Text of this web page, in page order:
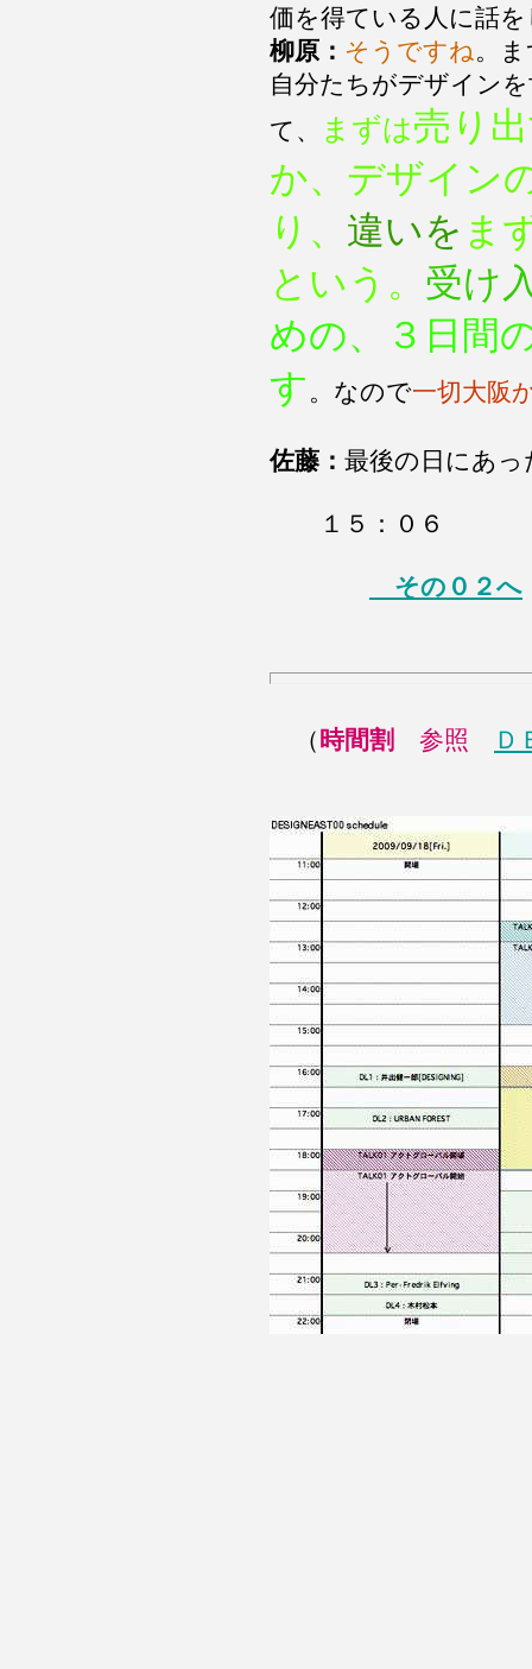
価を得ている人に話
柳原： そうですね。
自分たちがデザイン
て、
まずは売り
か、デザイン
り、 違いを ま
という。 受け
めの、３日間
す 。なので一切大阪
佐藤： 最後の日にあ
１５：０６
その０２へ
（時間割 参照 Ｄ